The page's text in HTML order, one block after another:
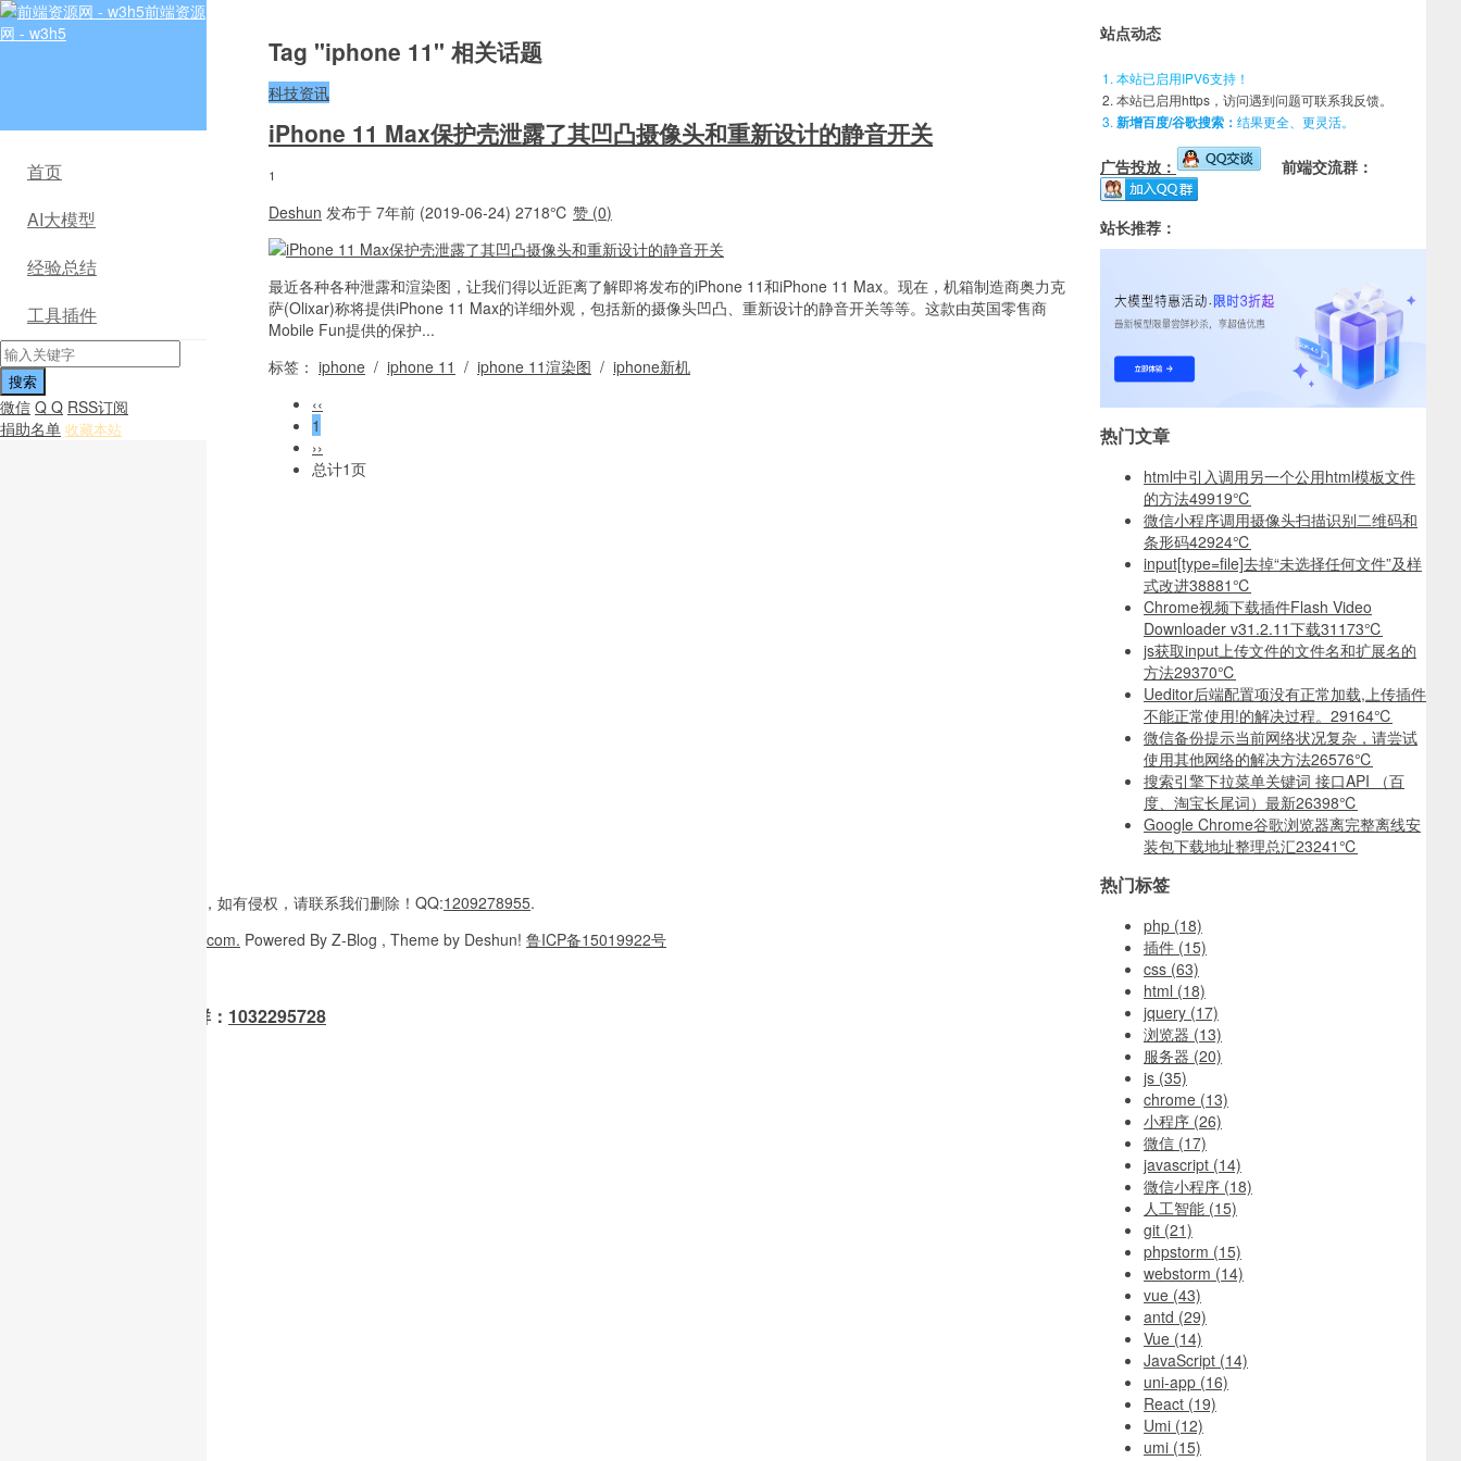
前端资源
网 - w3h5
首页
AI大模型
经验总结
工具插件
微信 Q Q RSS订阅
捐助名单 收藏本站
Tag "iphone 11" 相关话题
科技资讯
iPhone 11 Max保护壳泄露了其凹凸摄像头和重新设计的静音开关
1
Deshun 发布于 7年前 (2019-06-24) 2718℃ 赞 (0)
最近各种各种泄露和渲染图，让我们得以近距离了解即将发布的iPhone 11和iPhone 11 Max。现在，机箱制造商奥力克
萨(Olixar)称将提供iPhone 11 Max的详细外观，包括新的摄像头凹凸、重新设计的静音开关等等。这款由英国零售商
Mobile Fun提供的保护...
标签： iphone / iphone 11 / iphone 11渲染图 / iphone新机
‹‹
1
››
总计1页
站点动态
本站已启用IPV6支持！
本站已启用https，访问遇到问题可联系我反馈。
新增百度/谷歌搜索： 结果更全、更灵活。
广告投放： 前端交流群：
站长推荐：
热门文章
html中引入调用另一个公用html模板文件
的方法49919℃
微信小程序调用摄像头扫描识别二维码和
条形码42924℃
input[type=file]去掉“未选择任何文件”及样
式改进38881℃
Chrome视频下载插件Flash Video
Downloader v31.2.11下载31173℃
js获取input上传文件的文件名和扩展名的
方法29370℃
Ueditor后端配置项没有正常加载,上传插件
不能正常使用!的解决过程。 29164℃
微信备份提示当前网络状况复杂，请尝试
使用其他网络的解决方法26576℃
搜索引擎下拉菜单关键词 接口API （百
度、淘宝长尾词）最新26398℃
Google Chrome谷歌浏览器离完整离线安
装包下载地址整理总汇23241℃
热门标签
php (18)
插件 (15)
css (63)
html (18)
jquery (17)
浏览器 (13)
服务器 (20)
js (35)
chrome (13)
小程序 (26)
微信 (17)
javascript (14)
微信小程序 (18)
人工智能 (15)
git (21)
phpstorm (15)
webstorm (14)
vue (43)
antd (29)
Vue (14)
JavaScript (14)
uni-app (16)
React (19)
Umi (12)
umi (15)
多整理于互联网， 如有侵权，请联系我们删除！ QQ:1209278955.
W3H5.com. Powered By Z-Blog , Theme by Deshun! 鲁ICP备15019922号
OpenClaw 龙虾交流群： 1032295728